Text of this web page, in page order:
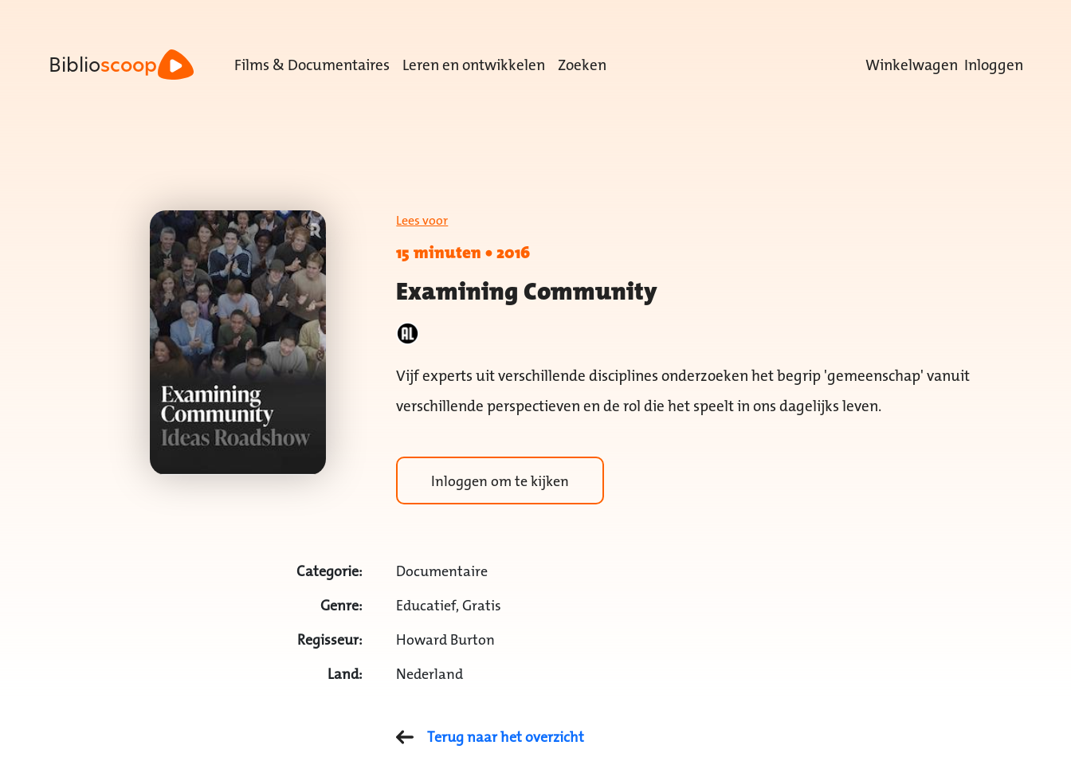
Biblioscoop Films & Documentaires Leren en ontwikkelen Zoeken Winkelwagen Inloggen
Lees voor
15 minuten•2016
Examining Community
Vijf experts uit verschillende disciplines onderzoeken het begrip 'gemeenschap' vanuit
verschillende perspectieven en de rol die het speelt in ons dagelijks leven.
Inloggen om te kijken
Categorie:
Documentaire
Genre:
Educatief, Gratis
Regisseur:
Howard Burton
Land:
Nederland
Terug naar het overzicht